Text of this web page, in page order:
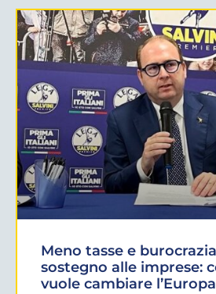
Meno tasse e
sostegno alle imprese:
vuole cambiare l’Europa